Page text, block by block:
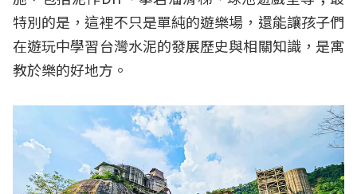
特別的是，這裡不只是單純的遊樂場，還能讓孩子們
在遊玩中學習台灣水泥的發展歷史與相關知識，是寓
教於樂的好地方。